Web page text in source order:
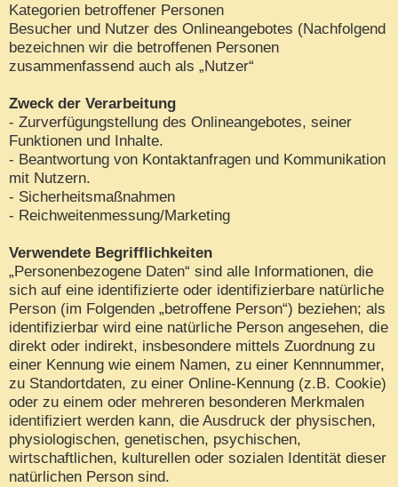
Kategorien betroffener Personen
Besucher und Nutzer des Onlineangebotes (Nachfolgend
bezeichnen wir die betroffenen Personen
zusammenfassend auch als „Nutzer“
Zweck der Verarbeitung
- Zurverfügungstellung des Onlineangebotes, seiner
Funktionen und Inhalte.
- Beantwortung von Kontaktanfragen und Kommunikation
mit Nutzern.
- Sicherheitsmaßnahmen
- Reichweitenmessung/Marketing
Verwendete Begrifflichkeiten
„Personenbezogene Daten“ sind alle Informationen, die
sich auf eine identifizierte oder identifizierbare natürliche
Person (im Folgenden „betroffene Person“) beziehen; als
identifizierbar wird eine natürliche Person angesehen, die
direkt oder indirekt, insbesondere mittels Zuordnung zu
einer Kennung wie einem Namen, zu einer Kennnummer,
zu Standortdaten, zu einer Online-Kennung (z.B. Cookie)
oder zu einem oder mehreren besonderen Merkmalen
identifiziert werden kann, die Ausdruck der physischen,
physiologischen, genetischen, psychischen,
wirtschaftlichen, kulturellen oder sozialen Identität dieser
natürlichen Person sind.